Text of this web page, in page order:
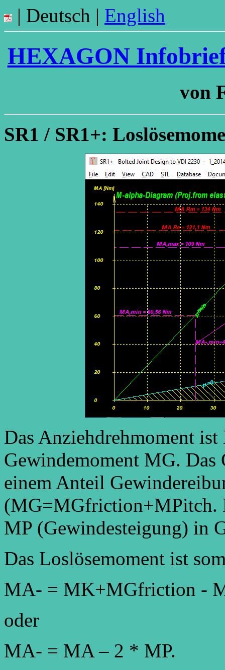
| Deutsch | English
HEXAGON
von
SR1 / SR1+:
Das Anziehdrehmoment
Gewindemoment MG. Das
einem Anteil
(MG=MGfriction+MPitch.
MP (Gewindesteigung) in
Das Loslösemoment ist
MA- = MK+MGfriction -
oder
MA- = MA – 2 * MP.